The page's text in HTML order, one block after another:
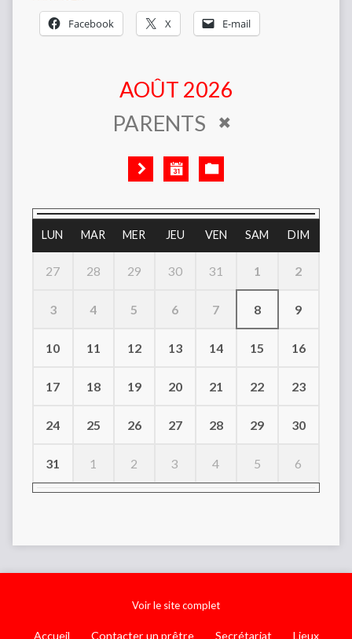
Facebook X E-mail
AOÛT 2026
PARENTS
LUN MAR MER JEU VEN SAM DIM
27 28 29 30 31 1 2
3 4 5 6 7 8 9
10 11 12 13 14 15 16
17 18 19 20 21 22 23
24 25 26 27 28 29 30
31 1 2 3 4 5 6
Voir le site complet
Accueil Contacter un prêtre Secrétariat Lieux